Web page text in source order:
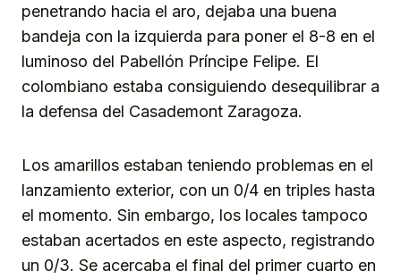
penetrando hacia el aro, dejaba una buena
bandeja con la izquierda para poner el 8-8 en el
luminoso del Pabellón Príncipe Felipe. El
colombiano estaba consiguiendo desequilibrar a
la defensa del Casademont Zaragoza.
Los amarillos estaban teniendo problemas en el
lanzamiento exterior, con un 0/4 en triples hasta
el momento. Sin embargo, los locales tampoco
estaban acertados en este aspecto, registrando
un 0/3. Se acercaba el final del primer cuarto en